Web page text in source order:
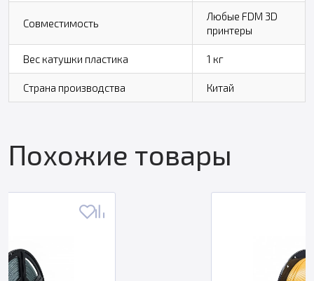
Совместимость
Любые FDM 3D
принтеры
Вес катушки пластика 1 кг
Страна производства Китай
Похожие товары